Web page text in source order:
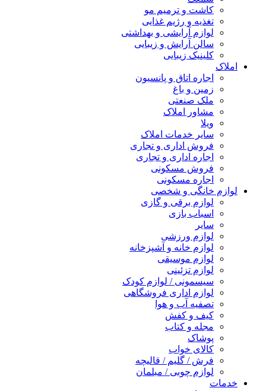
کاشت و ترمیم مو
تغذیه و رژیم غذایی
لوازم آرایشی و بهداشتی
سالن آرایش و زیبایی
کلینیک زیبایی
املاک
اجاره اتاق و پانسیون
زمین و باغ
ملک صنعتی
مشاور املاک
ویلا
سایر خدمات املاک
فروش اداری و تجاری
اجاره اداری و تجاری
فروش مسکونی
اجاره مسکونی
لوازم خانگی و شخصی
لوازم برقی و گازی
اسباب بازی
سایر
لوازم ورزشی
لوازم خانه و آشپزخانه
لوازم موسیقی
لوازم تزئینی
سیسمونی / لوازم کودک
لوازم اداری فروشگاهی
تصفیه آب و هوا
کیف و کفش
مجله و کتاب
پوشاک
کالای خواب
فرش / گلیم / قالیچه
لوازم چوبی / مبلمان
خدمات